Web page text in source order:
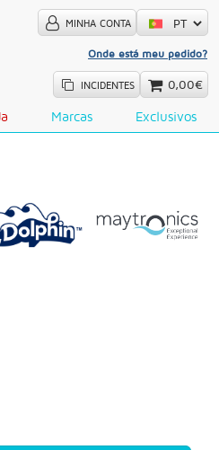
MINHA CONTA
Onde está meu pedido?
INCIDENTES 0,00€
Marcas Exclusivos